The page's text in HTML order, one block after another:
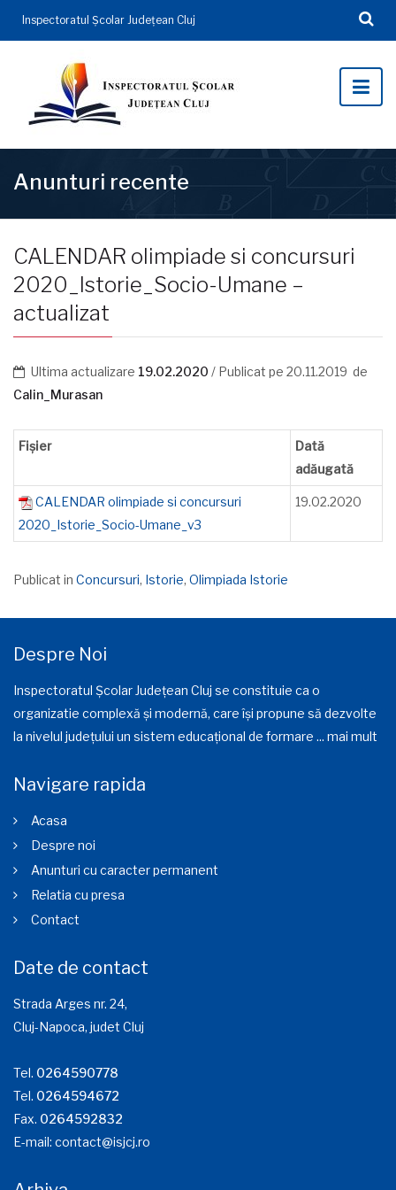
Inspectoratul Şcolar Județean Cluj
Anunturi recente
CALENDAR olimpiade si concursuri
2020_Istorie_Socio-Umane –
actualizat
Ultima actualizare 19.02.2020 / Publicat pe 20.11.2019 de
Calin_Murasan
Fișier
Dată
adăugată
CALENDAR olimpiade si concursuri
2020_Istorie_Socio-Umane_v3
19.02.2020
Publicat in Concursuri, Istorie, Olimpiada Istorie
Despre Noi
Inspectoratul Școlar Județean Cluj se constituie ca o
organizatie complexă și modernă, care își propune să dezvolte
la nivelul județului un sistem educațional de formare ... mai mult
Navigare rapida
Acasa
Despre noi
Anunturi cu caracter permanent
Relatia cu presa
Contact
Date de contact
Strada Arges nr. 24,
Cluj-Napoca, judet Cluj
Tel. 0264590778
Tel. 0264594672
Fax. 0264592832
E-mail: contact@isjcj.ro